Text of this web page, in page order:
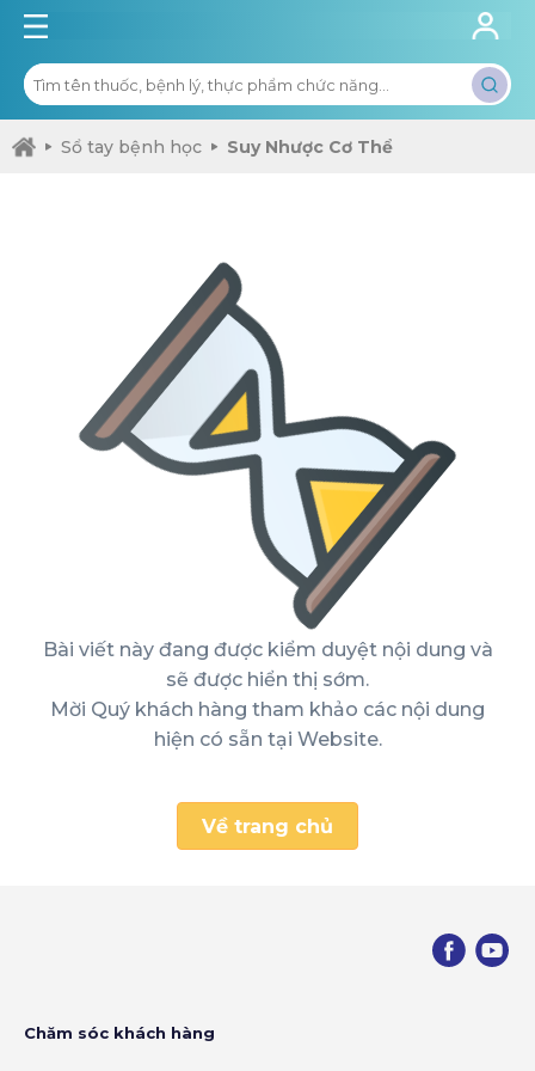
Sổ tay bệnh học Suy Nhược Cơ Thể
Bài viết này đang được kiểm duyệt nội dung và
sẽ được hiển thị sớm.
Mời Quý khách hàng tham khảo các nội dung
hiện có sẵn tại Website.
Về trang chủ
Chăm sóc khách hàng